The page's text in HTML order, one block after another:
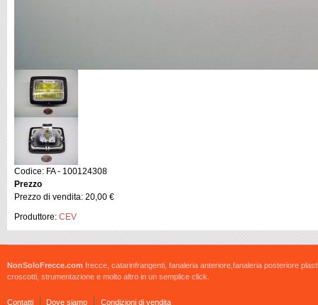
Codice: FA - 100124308
Prezzo
Prezzo di vendita: 20,00 €
Produttore: CEV
NonSoloFrecce.com frecce, catarinfrangenti, fanaleria anteriore,fanaleria posteriore
croscotti, strumentazione e molto altro in un semplice click.
Contatti Dove siamo Condizioni di vendita